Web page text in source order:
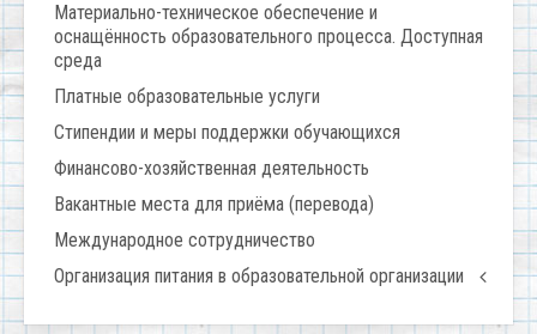
Материально-техническое обеспечение и
оснащённость образовательного процесса. Доступная
среда
Платные образовательные услуги
Стипендии и меры поддержки обучающихся
Финансово-хозяйственная деятельность
Вакантные места для приёма (перевода)
Международное сотрудничество
Организация питания в образовательной организации